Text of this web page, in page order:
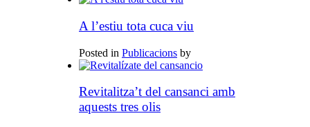
A l’estiu tota cuca viu
Posted in Publicacions by
Revitalitza’t del cansanci amb
aquests tres olis